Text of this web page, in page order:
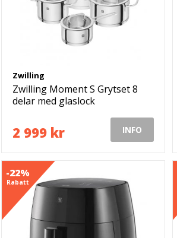
Zwilling
Zwilling Moment S Grytset 8
delar med glaslock
2 999 kr INFO
-22%
Rabatt